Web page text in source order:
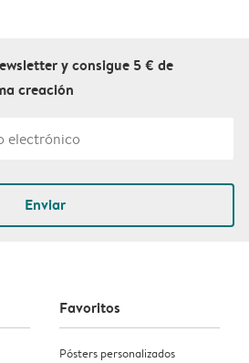
y consigue 5 € de
creación
Enviar
Favoritos
Pósters personalizados